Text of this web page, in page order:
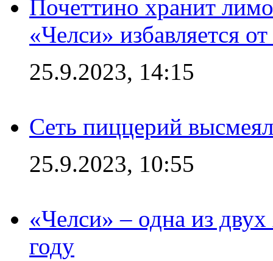
Почеттино хранит
«Челси» избавляется
25.9.2023, 14:15
Сеть пиццерий
25.9.2023, 10:55
«Челси» – одна из
году